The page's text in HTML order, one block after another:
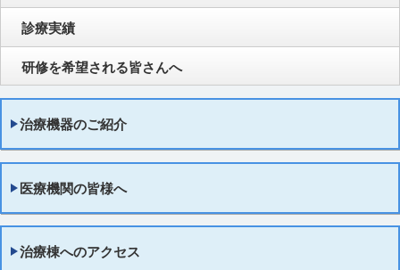
診療実績
研修を希望される皆さんへ
治療機器のご紹介
医療機関の皆様へ
治療棟へのアクセス